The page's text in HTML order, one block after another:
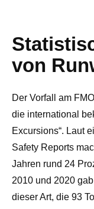
von
Der Vorfall am
die international
Excursions“. Laut
Safety Reports
Jahren rund 24
2010 und 2020
dieser Art, die 93